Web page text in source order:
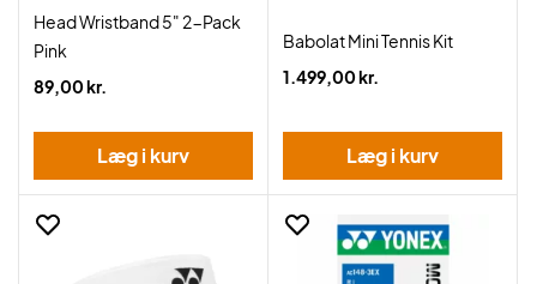
Head Wristband 5" 2-Pack
Pink
89,00 kr.
Læg i kurv
Babolat Mini Tennis Kit
1.499,00 kr.
Læg i kurv